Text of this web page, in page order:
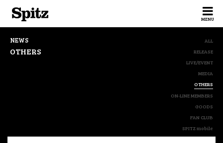
MENU
NEWS
OTHERS
ALL
RELEASE
LIVE/EVENT
MEDIA
OTHERS
ON-LINE MEMBERS
GOODS
FAN CLUB
SPITZ mobile